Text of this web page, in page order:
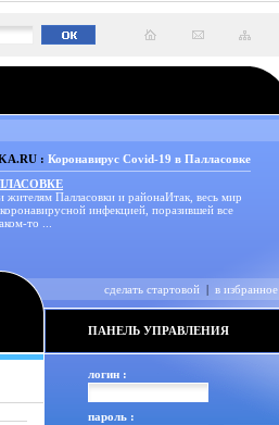
: Коронавирус Covid-19 в Палласовке
Палласовки и районаИтак, весь мир
инфекцией, поразившей все
то ...
сделать стартовой | в избранное
ПАНЕЛЬ УПРАВЛЕНИЯ
логин :
пароль :